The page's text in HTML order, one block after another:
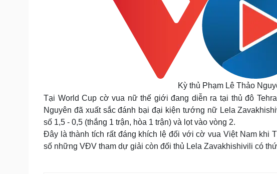
Dinh dưỡng - món ngon
Đời sống
Nhà đẹp
Tình yêu - Gia đình
Văn hóa
Sân
Âm nhạc
Di sản
Cải chính
Kỳ thủ Phạm Lê Thảo
Tại World Cup cờ vua nữ thế giới đang diễn ra tại thủ đô
Nguyên đã xuất sắc đánh bại đại kiện tướng nữ Lela
số 1,5 - 0,5 (thắng 1 trận, hòa 1 trận) và lọt vào vòng 2.
Đây là thành tích rất đáng khích lệ đối với cờ vua Việt Nam khi
số những VĐV tham dự giải còn đối thủ Lela Zavakhishivili có